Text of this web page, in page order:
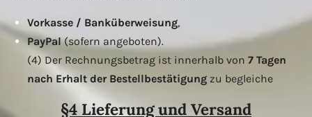
Vorkasse / Banküberweisung,
PayPal(sofern angeboten).
(4) Der Rechnungsbetrag ist innerhalb von 7 Tagen
nach Erhalt der Bestellbestätigung zu begleiche
§4 Lieferung und Versand